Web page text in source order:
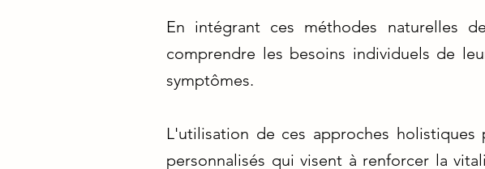
En intégrant ces méthodes naturelles
comprendre les besoins individuels de
symptômes.
L'utilisation de ces approches
personnalisés qui visent à renforcer la